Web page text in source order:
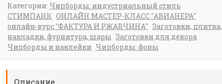
Категории: Чипборды: индустриальный стиль
СТИМПАНК ОНЛАЙН МАСТЕР-КЛАСС "АВИАНЕРА"
онлайн-курс "ФАКТУРА И РЖАВЧИНА" Заготовки, плитка,
накладки, фурнитура, шары Заготовки для декора
Чипборды и наклейки Чипборды: фоны
Описание